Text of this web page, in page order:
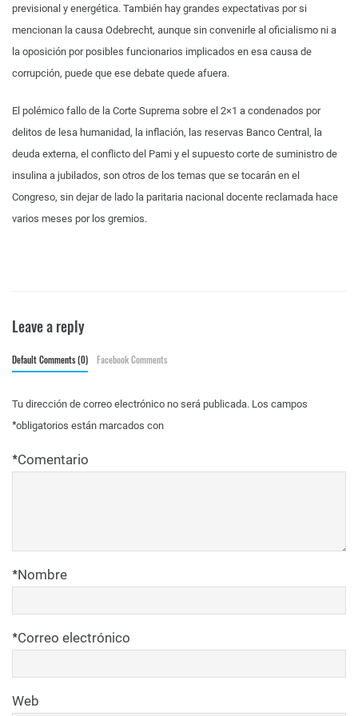
previsional y energética. También hay grandes expectativas por si
mencionan la causa Odebrecht, aunque sin convenirle al oficialismo ni a
la oposición por posibles funcionarios implicados en esa causa de
corrupción, puede que ese debate quede afuera.
El polémico fallo de la Corte Suprema sobre el 2×1 a condenados por
delitos de lesa humanidad, la inflación, las reservas Banco Central, la
deuda externa, el conflicto del Pami y el supuesto corte de suministro de
insulina a jubilados, son otros de los temas que se tocarán en el
Congreso, sin dejar de lado la paritaria nacional docente reclamada hace
varios meses por los gremios.
Leave a reply
Default Comments (0) Facebook Comments
Tu dirección de correo electrónico no será publicada. Los campos
obligatorios están marcados con
*
Comentario
*
Nombre
*
Correo electrónico
*
Web